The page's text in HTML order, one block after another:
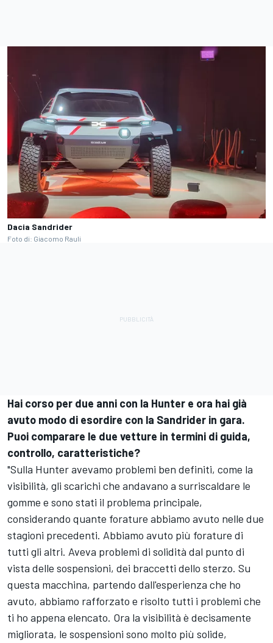
Dacia Sandrider
Foto di: Giacomo Rauli
Hai corso per due anni con la Hunter e ora hai già
avuto modo di esordire con la Sandrider in gara.
Puoi comparare le due vetture in termini di guida,
controllo, caratteristiche?
"Sulla Hunter avevamo problemi ben definiti, come la
visibilità, gli scarichi che andavano a surriscaldare le
gomme e sono stati il problema principale,
considerando quante forature abbiamo avuto nelle due
stagioni precedenti. Abbiamo avuto più forature di
tutti gli altri. Aveva problemi di solidità dal punto di
vista delle sospensioni, dei braccetti dello sterzo. Su
questa macchina, partendo dall'esperienza che ho
avuto, abbiamo rafforzato e risolto tutti i problemi che
ti ho appena elencato. Ora la visibilità è decisamente
migliorata, le sospensioni sono molto più solide,